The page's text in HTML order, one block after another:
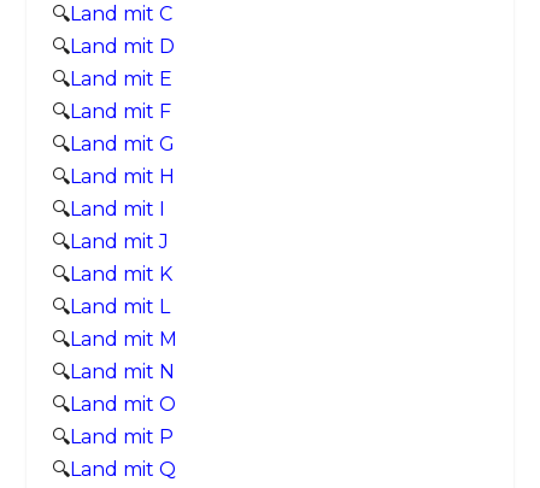
🔍Land mit C
🔍Land mit D
🔍Land mit E
🔍Land mit F
🔍Land mit G
🔍Land mit H
🔍Land mit I
🔍Land mit J
🔍Land mit K
🔍Land mit L
🔍Land mit M
🔍Land mit N
🔍Land mit O
🔍Land mit P
🔍Land mit Q